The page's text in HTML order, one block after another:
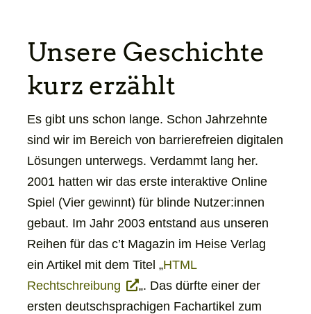
Unsere Geschichte
kurz erzählt
Es gibt uns schon lange. Schon Jahrzehnte
sind wir im Bereich von barrierefreien digitalen
Lösungen unterwegs. Verdammt lang her.
2001 hatten wir das erste interaktive Online
Spiel (Vier gewinnt) für blinde Nutzer:innen
gebaut. Im Jahr 2003 entstand aus unseren
Reihen für das c’t Magazin im Heise Verlag
ein Artikel mit dem Titel „HTML
Rechtschreibung
öffnet
sich
„. Das dürfte einer der
ersten deutschsprachigen Fachartikel zum